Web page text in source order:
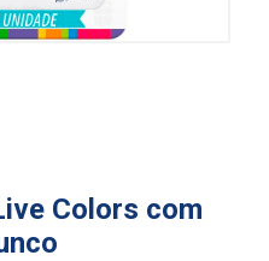
Colors com